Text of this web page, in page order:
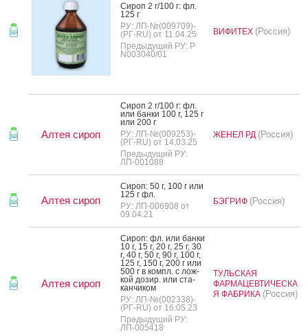
Си­роп 2 г/100 г: фл.
125 г
РУ: ЛП-№(009709)-
(РГ-RU) от 11.04.25
Предыдущий РУ: Р
N003040/01
ВИФИТЕХ (Россия)
Алтея сироп
Си­роп 2 г/100 г: фл.
или бан­ки 100 г, 125 г
или 200 г
РУ: ЛП-№(009253)-
(РГ-RU) от 14.03.25
Предыдущий РУ:
ЛП-001088
ЖЕНЕЛ РД (Россия)
Алтея сироп
Си­роп: 50 г, 100 г или
125 г фл.
РУ: ЛП-006908 от
09.04.21
БЭГРИФ (Россия)
Алтея сироп
Си­роп: фл. или бан­ки
10 г, 15 г, 20 г, 25 г, 30
г, 40 г, 50 г, 90 г, 100 г,
125 г, 150 г, 200 г или
500 г в компл. с лож­
кой до­зир. или ста­
кан­чи­ком
РУ: ЛП-№(002338)-
(РГ-RU) от 16.05.23
Предыдущий РУ:
ЛП-005418
ТУЛЬСКАЯ
ФАРМАЦЕВТИЧЕСКА
Я ФАБРИКА (Россия)